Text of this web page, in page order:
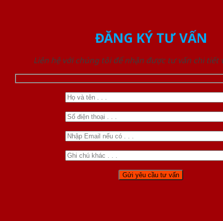
ĐĂNG KÝ TƯ VẤN
Liên hệ với chúng tôi để nhận được tư vấn chi tiết